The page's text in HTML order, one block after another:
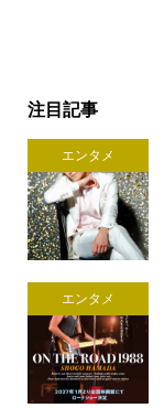
注目記事
エンタメ
エンタメ